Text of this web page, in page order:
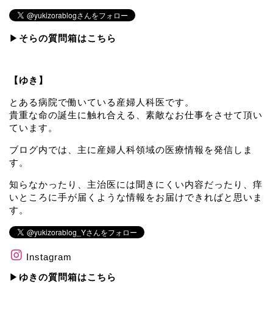
▶︎ そらの質問箱はこちら
【ゆき】
とある病院で働いている産婦人科医です。
貴重な命の誕生に触れ合える、素敵なお仕事をさせて頂い
ています。
ブログ内では、主に産婦人科領域の医療情報を発信しま
す。
知らなかったり、主治医には聞きにくい内容だったり、痒
いところに手が届くような情報をお届けできればと思いま
す。
Instagram
▶︎ ゆきの質問箱はこちら